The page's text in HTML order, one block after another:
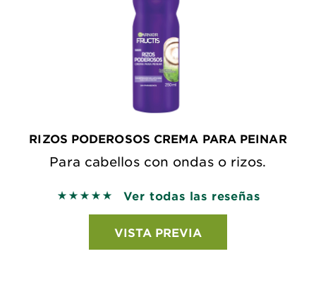
RIZOS PODEROSOS CREMA PARA PEINAR
Para cabellos con ondas o rizos.
5 out of 5 stars based on reviews
Ver todas las reseñas
VISTA PREVIA